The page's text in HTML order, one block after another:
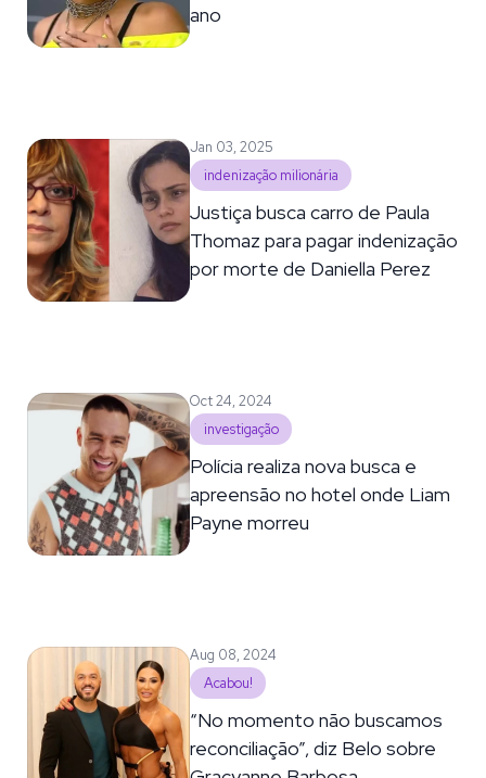
ano
Jan 03, 2025
indenização milionária
Justiça busca carro de Paula
Thomaz para pagar indenização
por morte de Daniella Perez
Oct 24, 2024
investigação
Polícia realiza nova busca e
apreensão no hotel onde Liam
Payne morreu
Aug 08, 2024
Acabou!
“No momento não buscamos
reconciliação”, diz Belo sobre